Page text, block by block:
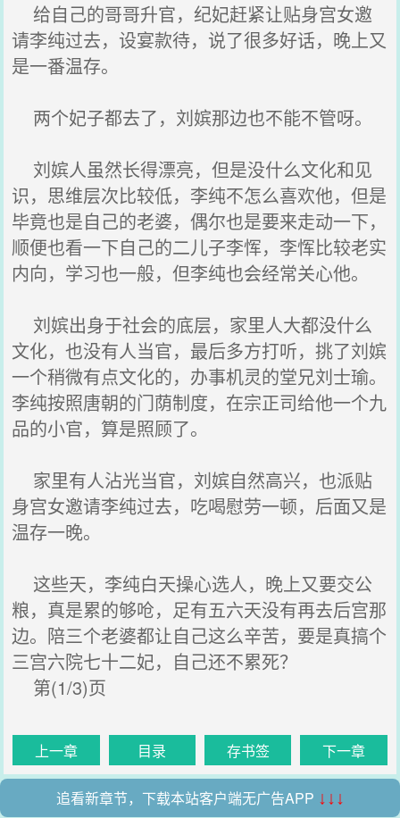
给自己的哥哥升官，纪妃赶紧让贴身宫女邀
请李纯过去，设宴款待，说了很多好话，晚上又
是一番温存。
两个妃子都去了，刘嫔那边也不能不管呀。
刘嫔人虽然长得漂亮，但是没什么文化和见
识，思维层次比较低，李纯不怎么喜欢他，但是
毕竟也是自己的老婆，偶尔也是要来走动一下，
顺便也看一下自己的二儿子李恽，李恽比较老实
内向，学习也一般，但李纯也会经常关心他。
刘嫔出身于社会的底层，家里人大都没什么
文化，也没有人当官，最后多方打听，挑了刘嫔
一个稍微有点文化的，办事机灵的堂兄刘士瑜。
李纯按照唐朝的门荫制度，在宗正司给他一个九
品的小官，算是照顾了。
家里有人沾光当官，刘嫔自然高兴，也派贴
身宫女邀请李纯过去，吃喝慰劳一顿，后面又是
温存一晚。
这些天，李纯白天操心选人，晚上又要交公
粮，真是累的够呛，足有五六天没有再去后宫那
边。陪三个老婆都让自己这么辛苦，要是真搞个
三宫六院七十二妃，自己还不累死？
第(1/3)页
上一章 目录 存书签 下一章
追看新章节，下载本站客户端无广告APP ↓↓↓